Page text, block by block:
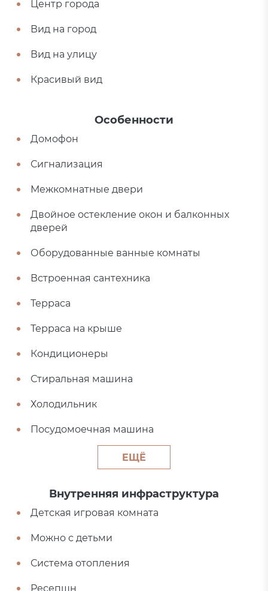
Центр города
Вид на город
Вид на улицу
Красивый вид
Особенности
Домофон
Сигнализация
Межкомнатные двери
Двойное остекление окон и балконных
дверей
Оборудованные ванные комнаты
Встроенная сантехника
Терраса
Терраса на крыше
Кондиционеры
Стиральная машина
Холодильник
Посудомоечная машина
ЕЩЁ
Внутренняя инфраструктура
Детская игровая комната
Можно с детьми
Система отопления
Ресепшн